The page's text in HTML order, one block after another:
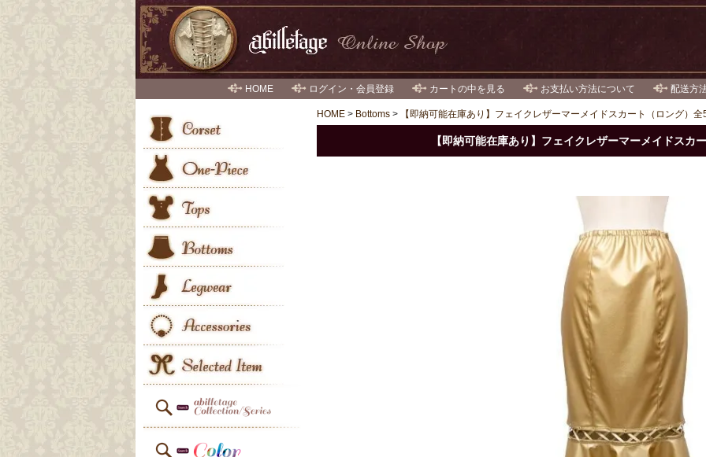
HOME ログイン・会員登録 カートの中を見る お支払い方法について 配送方
HOME > Bottoms > 【即納可能在庫あり】フェイクレザーマーメイドスカート（ロング）全
【即納可能在庫あり】フェイクレザーマーメイドスカ